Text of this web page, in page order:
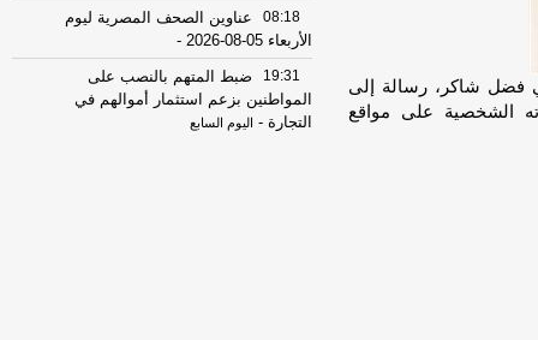
فضل شاكر، رسالة إلى
الشخصية على مواقع
08:18
عناوين الصحف المصرية ليوم
الأربعاء 05-08-2026
-
19:31
ضبط المتهم بالنصب على
المواطنين بزعم استثمار أموالهم في
التجارة - اليوم السابع